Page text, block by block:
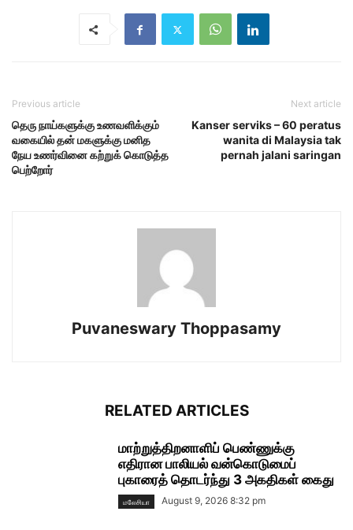
Previous article
தெரு நாய்களுக்கு உணவளிக்கும்
வகையில் தன் மகளுக்கு மனித
நேய உணர்வினை கற்றுக் கொடுத்த
பெற்றோர்
Next article
Kanser serviks – 60 peratus
wanita di Malaysia tak
pernah jalani saringan
Puvaneswary Thoppasamy
RELATED ARTICLES
மாற்றுத்திறனாளிப் பெண்ணுக்கு
எதிரான பாலியல் வன்கொடுமைப்
புகாரைத் தொடர்ந்து 3 அகதிகள் கைது
மலேசியா August 9, 2026 8:32 pm